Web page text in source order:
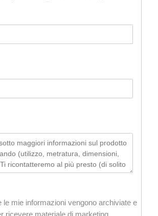
le mie informazioni vengono archiviate e
ricevere materiale di marketing